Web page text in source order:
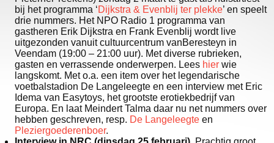
bij het programma ‘Dijkstra & Evenblij ter plekke’ en speelt
drie nummers. Het NPO Radio 1 programma van
gastheren Erik Dijkstra en Frank Evenblij wordt live
uitgezonden vanuit cultuurcentrum vanBeresteyn in
Veendam (19:00 – 21:00 uur). Met diverse rubrieken,
gasten en verrassende onderwerpen. Lees hier wie
langskomt. Met o.a. een item over het legendarische
voetbalstadion De Langeleegte en een interview met Eric
Idema van Easytoys, het grootste erotiekbedrijf van
Europa. En laat Meindert Talma daar nu net nummers over
hebben geschreven, resp. De Langeleegte en
Pleziergoederenboer.